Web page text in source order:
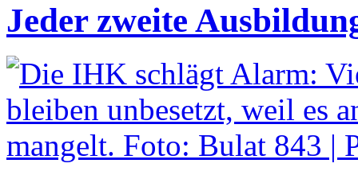
Jeder zweite